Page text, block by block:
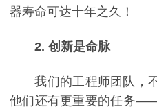
器寿命可达十年之久！
2. 创新是命脉
我们的工程师团队，
他们还有更重要的任务